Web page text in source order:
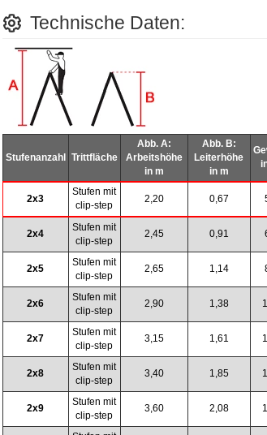
Technische Daten:
Stufenanzahl Trittfläche
Abb. A:
Arbeitshöhe
in m
Abb. B:
Leiterhöhe
in m
2x3
Stufen mit
clip-step
2,20 0,67
2x4
Stufen mit
clip-step
2,45 0,91
2x5
Stufen mit
clip-step
2,65 1,14
2x6
Stufen mit
clip-step
2,90 1,38
2x7
Stufen mit
clip-step
3,15 1,61
2x8
Stufen mit
clip-step
3,40 1,85
2x9
Stufen mit
clip-step
3,60 2,08